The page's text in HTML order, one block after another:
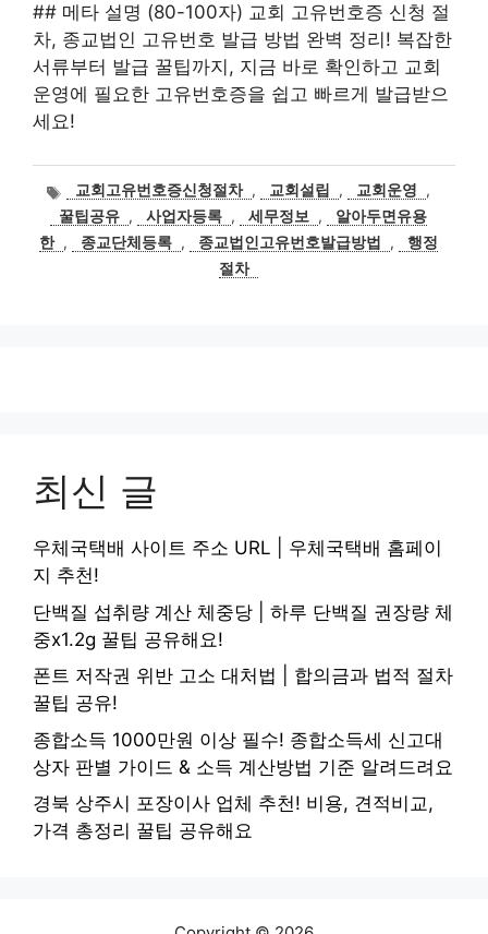
## 메타 설명 (80-100자) 교회 고유번호증 신청 절
차, 종교법인 고유번호 발급 방법 완벽 정리! 복잡한
서류부터 발급 꿀팁까지, 지금 바로 확인하고 교회
운영에 필요한 고유번호증을 쉽고 빠르게 발급받으
세요!
태
그
교회고유번호증신청절차 , 교회설립 , 교회운영
,
꿀팁공유 , 사업자등록 , 세무정보 ,
알아두면유용
한 , 종교단체등록 , 종교법인고유번호발급방법 ,
행정
절차
최신 글
우체국택배 사이트 주소 URL | 우체국택배 홈페이
지 추천!
단백질 섭취량 계산 체중당 | 하루 단백질 권장량 체
중x1.2g 꿀팁 공유해요!
폰트 저작권 위반 고소 대처법 | 합의금과 법적 절차
꿀팁 공유!
종합소득 1000만원 이상 필수! 종합소득세 신고대
상자 판별 가이드 & 소득 계산방법 기준 알려드려요
경북 상주시 포장이사 업체 추천! 비용, 견적비교,
가격 총정리 꿀팁 공유해요